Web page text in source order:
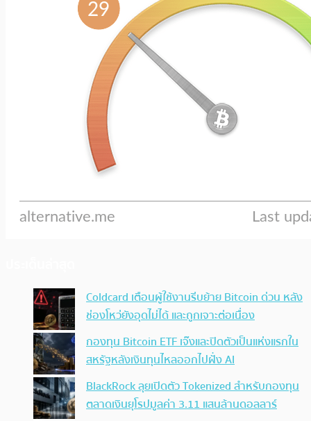
Coldcard เตือนผู้ใช้งานรีบย้าย Bitcoin ด่วน หลัง
ช่องโหว่ยังอุดไม่ได้ และถูกเจาะต่อเนื่อง
กองทุน Bitcoin ETF เจ๊งและปิดตัวเป็นแห่งแรกใน
สหรัฐหลังเงินทุนไหลออกไปฝั่ง AI
BlackRock ลุยเปิดตัว Tokenized สำหรับกองทุน
ตลาดเงินยุโรปมูลค่า 3.11 แสนล้านดอลลาร์